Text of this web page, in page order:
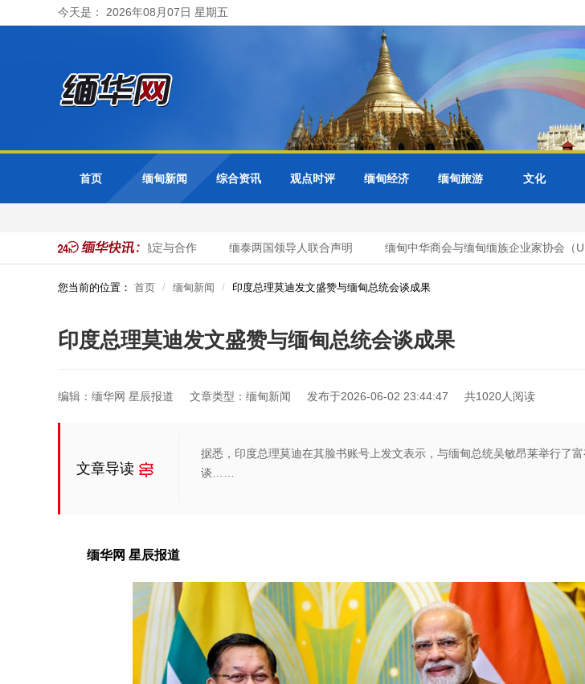
今天是： 2026年08月07日 星期五
首页 缅甸新闻 综合资讯 观点时评 缅甸经济 缅甸旅游 文化
举行会谈 重点讨论边境稳定与合作 缅泰两国领导人联合声明 缅甸中华商会与缅甸缅族企业家协会（
您当前的位置： 首页 缅甸新闻 印度总理莫迪发文盛赞与缅甸总统会谈成果
印度总理莫迪发文盛赞与缅甸总统会谈成果
编辑：缅华网 星辰报道 文章类型：缅甸新闻 发布于2026-06-02 23:44:47 共1020人阅读
文章导读
据悉，印度总理莫迪在其脸书账号上发文表示，与缅甸总统吴敏昂莱举行了
谈……
缅华网 星辰报道